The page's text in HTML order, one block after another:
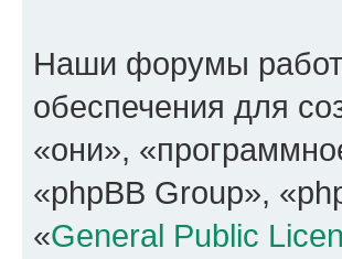
Наши форумы
обеспечения для
«они»,
«phpBB Group»,
«General Public